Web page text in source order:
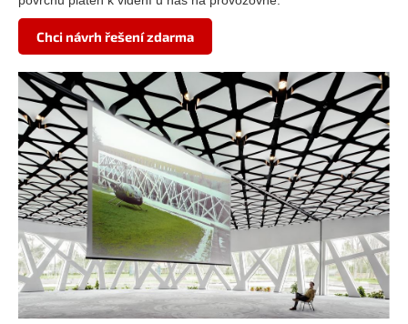
Chci návrh řešení zdarma
e
b
u
j
e
t
e
n
a
j
í
t
?